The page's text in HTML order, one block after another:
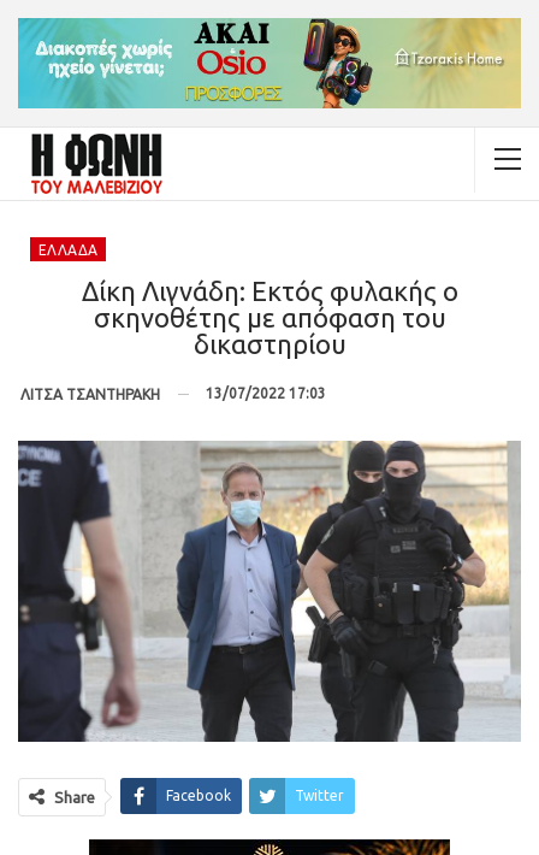
ΕΛΛΆΔΑ
Δίκη Λιγνάδη: Εκτός φυλακής ο
σκηνοθέτης με απόφαση του
δικαστηρίου
ΛΙΤΣΑ ΤΣΑΝΤΗΡΑΚΗ 13/07/2022 17:03
Share Facebook Twitter